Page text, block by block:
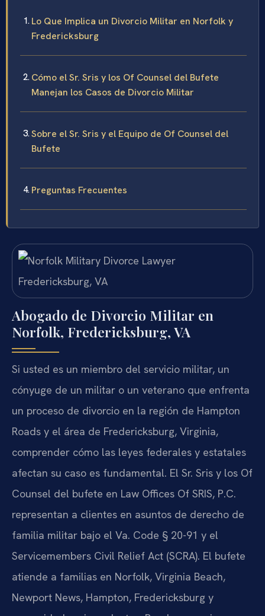
Lo Que Implica un Divorcio Militar en Norfolk y
Fredericksburg
Cómo el Sr. Sris y los Of Counsel del Bufete
Manejan los Casos de Divorcio Militar
Sobre el Sr. Sris y el Equipo de Of Counsel del
Bufete
Preguntas Frecuentes
Abogado de Divorcio Militar en
Norfolk, Fredericksburg, VA
Si usted es un miembro del servicio militar, un
cónyuge de un militar o un veterano que enfrenta
un proceso de divorcio en la región de Hampton
Roads y el área de Fredericksburg, Virginia,
comprender cómo las leyes federales y estatales
afectan su caso es fundamental. El Sr. Sris y los Of
Counsel del bufete en Law Offices Of SRIS, P.C.
representan a clientes en asuntos de derecho de
familia militar bajo el Va. Code § 20-91 y el
Servicemembers Civil Relief Act (SCRA). El bufete
atiende a familias en Norfolk, Virginia Beach,
Newport News, Hampton, Fredericksburg y